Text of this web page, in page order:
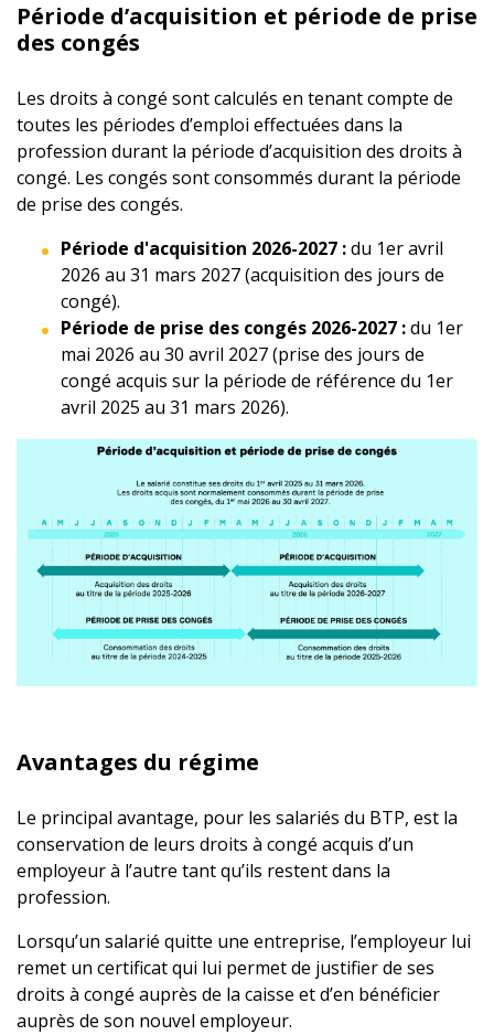
Période d’acquisition et période de prise
des congés
Les droits à congé sont calculés en tenant compte de
toutes les périodes d’emploi effectuées dans la
profession durant la période d’acquisition des droits à
congé. Les congés sont consommés durant la période
de prise des congés.
Période d'acquisition 2026-2027 :du 1er avril
2026 au 31 mars 2027 (acquisition des jours de
congé).
Période de prise des congés 2026-2027 :du 1er
mai 2026 au 30 avril 2027 (prise des jours de
congé acquis sur la période de référence du 1er
avril 2025 au 31 mars 2026).
Avantages du régime
Le principal avantage, pour les salariés du BTP, est la
conservation de leurs droits à congé acquis d’un
employeur à l’autre tant qu’ils restent dans la
profession.
Lorsqu’un salarié quitte une entreprise, l’employeur lui
remet un certificat qui lui permet de justifier de ses
droits à congé auprès de la caisse et d’en bénéficier
auprès de son nouvel employeur.